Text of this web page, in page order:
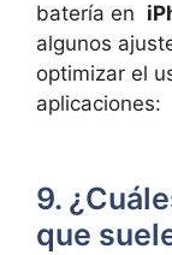
⁤batería en ​
algunos
‌optimizar el
aplicaciones:
9.
que